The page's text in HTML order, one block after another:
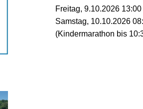
Freitag, 9.10.2026
Samstag, 10.10.2026
(Kindermarathon bis